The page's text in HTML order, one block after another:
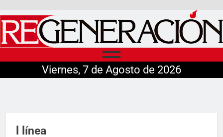
Viernes, 7 de Agosto de 2026
l línea